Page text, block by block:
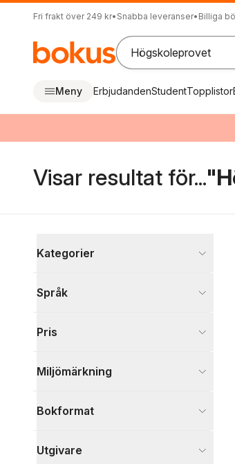
Fri frakt över 249 kr• Snabba leveranser• Billiga
Meny ErbjudandenStudentTopplistor
Visar resultat för...
Kategorier
Visa fler
Språk
Pris
Miljömärkning
Bokformat
Utgivare